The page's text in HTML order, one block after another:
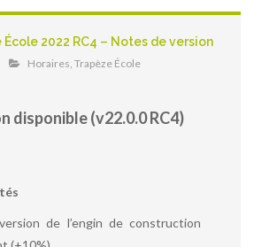
École 2022 RC4 – Notes de version
Horaires, Trapèze École
disponible (v22.0.0 RC4)
de l’engin de construction